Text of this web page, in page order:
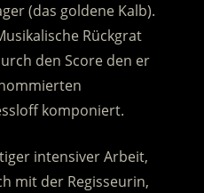
(das goldene Kalb).
Rückgrat
den Score den er
komponiert.
intensiver Arbeit,
mit der Regisseurin,